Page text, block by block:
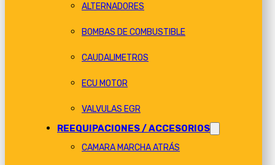
ALTERNADORES
BOMBAS DE COMBUSTIBLE
CAUDALIMETROS
ECU MOTOR
VALVULAS EGR
REEQUIPACIONES / ACCESORIOS
CAMARA MARCHA ATRÁS